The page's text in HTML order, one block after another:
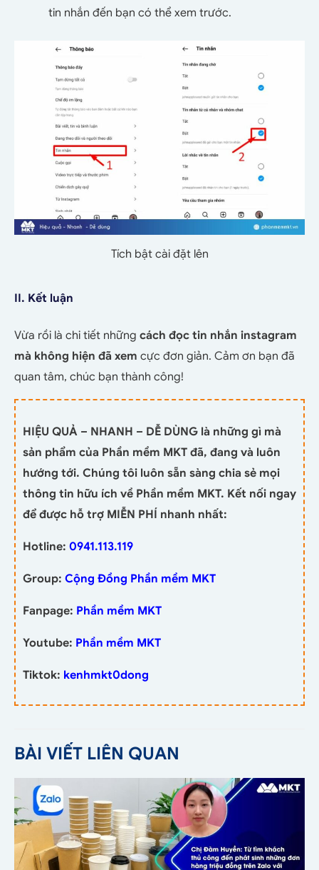
tin nhắn đến bạn có thể xem trước.
Tích bật cài đặt lên
II. Kết luận
Vừa rồi là chi tiết những cách đọc tin nhắn instagram
mà không hiện đã xem cực đơn giản. Cảm ơn bạn đã
quan tâm, chúc bạn thành công!
HIỆU QUẢ – NHANH – DỄ DÙNG là những gì mà
sản phẩm của Phần mềm MKT đã, đang và luôn
hướng tới. Chúng tôi luôn sẵn sàng chia sẻ mọi
thông tin hữu ích về Phần mềm MKT. Kết nối ngay
để được hỗ trợ MIỄN PHÍ nhanh nhất:
Hotline: 0941.113.119
Group: Cộng Đồng Phần mềm MKT
Fanpage: Phần mềm MKT
Youtube: Phần mềm MKT
Tiktok: kenhmkt0dong
BÀI VIẾT LIÊN QUAN